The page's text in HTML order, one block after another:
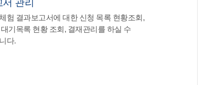
관리
험 결과보고서에 대한 신청 목록 현황조회,
기목록 현황 조회, 결재관리를 하실 수
다.